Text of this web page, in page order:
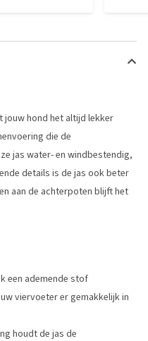
jouw hond het altijd lekker
die de
jas water- en windbestendig,
details is de jas ook beter
aan de achterpoten blijft het
een ademende stof
viervoeter er gemakkelijk in
houdt de jas de